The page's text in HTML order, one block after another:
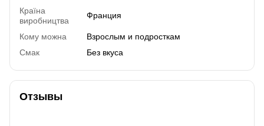
Країна
виробництва
Франция
Кому можна
Взрослым и подросткам
Смак
Без вкуса
Отзывы